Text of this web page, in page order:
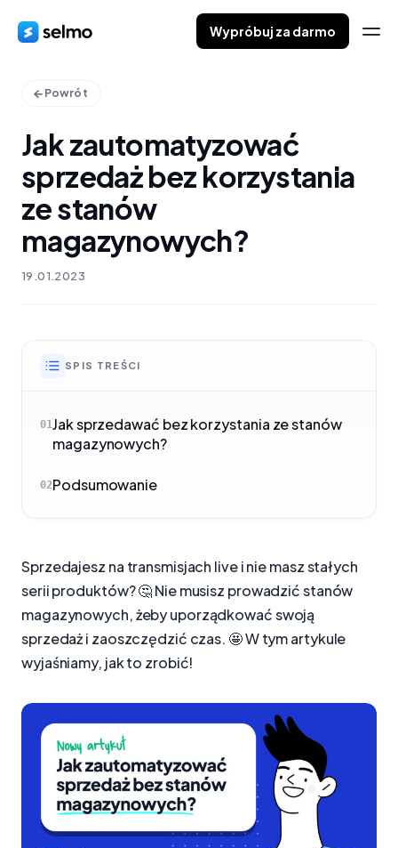
Wypróbuj za darmo
Powrót
Jak zautomatyzować
sprzedaż bez korzystania
ze stanów
magazynowych?
19.01.2023
SPIS TREŚCI
01Jak sprzedawać bez korzystania ze stanów
magazynowych?
02Podsumowanie
Sprzedajesz na transmisjach live i nie masz stałych
serii produktów? 🤔 Nie musisz prowadzić stanów
magazynowych, żeby uporządkować swoją
sprzedaż i zaoszczędzić czas. 🤩 W tym artykule
wyjaśniamy, jak to zrobić!